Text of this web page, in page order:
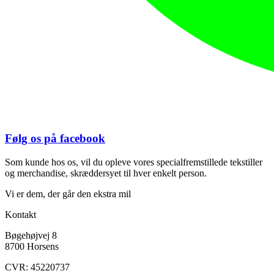
Følg os på facebook
Som kunde hos os, vil du opleve vores specialfremstillede tekstiller
og merchandise, skræddersyet til hver enkelt person.
Vi er dem, der går den ekstra mil
Kontakt
Bøgehøjvej 8
8700 Horsens
CVR: 45220737